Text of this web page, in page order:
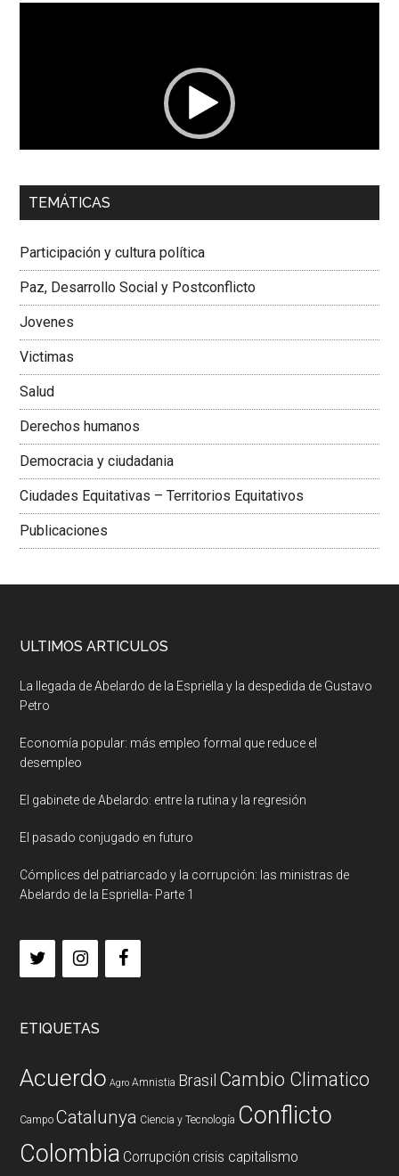
00:00 01:04
Dra. Carolina Corcho Mejía,Presidenta Corporación
Colombiana
TEMÁTICAS
Participación y cultura política
Paz, Desarrollo Social y Postconflicto
Jovenes
Victimas
Salud
Derechos humanos
Democracia y ciudadania
Ciudades Equitativas – Territorios Equitativos
Publicaciones
ULTIMOS ARTICULOS
La llegada de Abelardo de la Espriella y la despedida de Gustavo
Petro
Economía popular: más empleo formal que reduce el
desempleo
El gabinete de Abelardo: entre la rutina y la regresión
El pasado conjugado en futuro
Cómplices del patriarcado y la corrupción: las ministras de
Abelardo de la Espriella- Parte 1
ETIQUETAS
Acuerdo Agro Amnistia Brasil Cambio Climatico
Campo Catalunya Ciencia y Tecnología Conflicto
Colombia Corrupción crisis capitalismo